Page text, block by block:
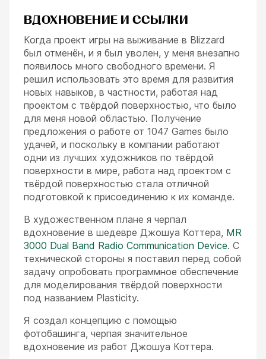
ВДОХНОВЕНИЕ И ССЫЛКИ
Когда проект игры на выживание в Blizzard
был отменён, и я был уволен, у меня внезапно
появилось много свободного времени. Я
решил использовать это время для развития
новых навыков, в частности, работая над
проектом с твёрдой поверхностью, что было
для меня новой областью. Получение
предложения о работе от 1047 Games было
удачей, и поскольку в компании работают
одни из лучших художников по твёрдой
поверхности в мире, работа над проектом с
твёрдой поверхностью стала отличной
подготовкой к присоединению к их команде.
В художественном плане я черпал
вдохновение в шедевре Джошуа Коттера, MR
3000 Dual Band Radio Communication Device. С
технической стороны я поставил перед собой
задачу опробовать программное обеспечение
для моделирования твёрдой поверхности
под названием Plasticity.
Я создал концепцию с помощью
фотобашинга, черпая значительное
вдохновение из работ Джошуа Коттера.